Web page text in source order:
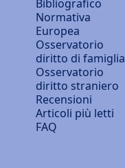
Bibliografico
Normativa
Europea
Osservatorio
diritto di famiglia
Osservatorio
diritto straniero
Recensioni
Articoli più letti
FAQ